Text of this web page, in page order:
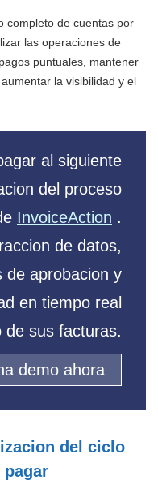
completo de cuentas por
las operaciones de
puntuales, mantener
la visibilidad y el
al siguiente
del proceso
InvoiceAction .
de datos,
de aprobacion y
en tiempo real
de sus facturas.
demo ahora
del ciclo
pagar